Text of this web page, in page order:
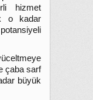
hizmet
o kadar
çaba sarf
büyük